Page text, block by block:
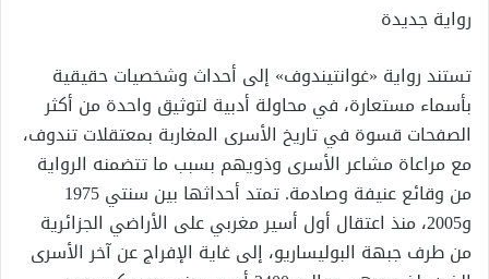
رواية جديدة
تستند رواية «غوانتيندوف» إلى أحداث وشخصيات حقيقية
بأسماء مستعارة، في محاولة أدبية لتوثيق واحدة من أكثر
الصفحات قسوة في تاريخ الأسرى المغاربة بمعتقلات تندوف،
مع مراعاة مشاعر الأسرى وذويهم بسبب ما تتضمنه الرواية
من وقائع عنيفة وصادمة. تمتد أحداثها بين سنتي 1975
و2005، منذ اعتقال أول أسير مغربي على الأراضي الجزائرية
من طرف جبهة البوليساريو، إلى غاية الإفراج عن آخر الأسرى